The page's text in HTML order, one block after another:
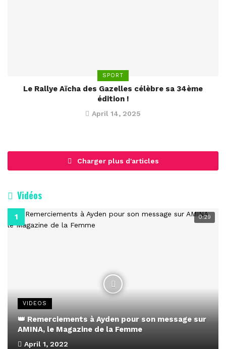
SPORT
Le Rallye Aïcha des Gazelles célèbre sa 34ème
édition !
April 14, 2025
Charger plus d'articles
Vidéos
0:29
VIDEOS
👑 Remerciements à Ayden pour son message sur
AMINA, le Magazine de la Femme
April 1, 2022